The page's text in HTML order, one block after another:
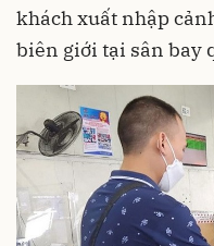
khách xuất nhập
biên giới tại sân bay